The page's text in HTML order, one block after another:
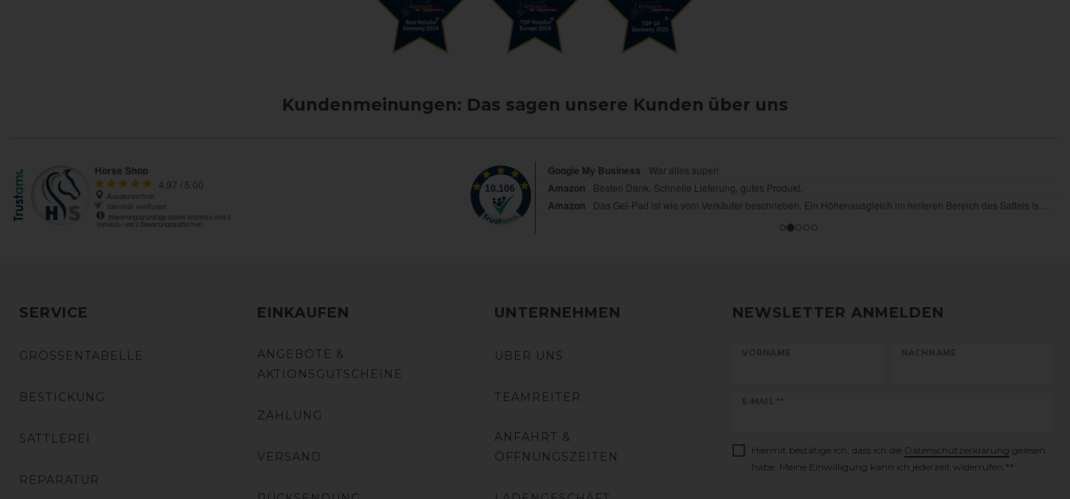
Kundenmeinungen: Das sagen unsere Kunden über uns
SERVICE
GRÖSSENTABELLE
BESTICKUNG
SATTLEREI
REPARATUR
EINKAUFEN
ANGEBOTE &
AKTIONSGUTSCHEINE
ZAHLUNG
VERSAND
UNTERNEHMEN
ÜBER UNS
TEAMREITER
ANFAHRT &
ÖFFNUNGSZEITEN
NEWSLETTER ANMELDEN
VORNAME NACHNAME
E-MAIL **
Newsletter
Hiermit bestätige ich, dass ich die Daten­schutz­erklärung gelesen
habe. Meine Einwilligung kann ich jederzeit widerrufen.**